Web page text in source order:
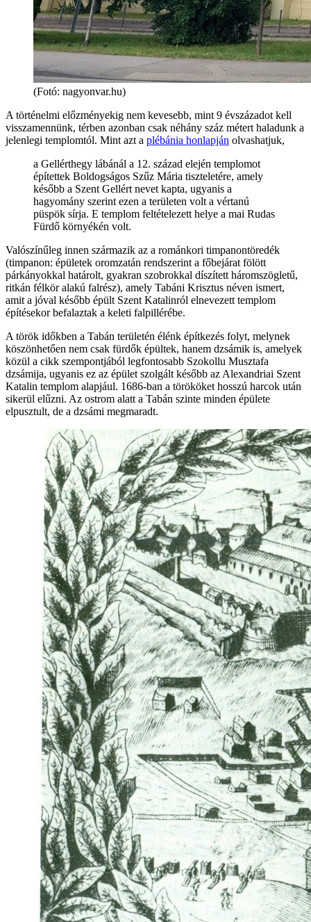
(Fotó: nagyonvar.hu)
A történelmi előzményekig nem kevesebb, mint 9 évszázadot kell
visszamennünk, térben azonban csak néhány száz métert haladunk a
jelenlegi templomtól. Mint azt a plébánia honlapján olvashatjuk,
a Gellérthegy lábánál a 12. század elején templomot
építettek Boldogságos Szűz Mária tiszteletére, amely
később a Szent Gellért nevet kapta, ugyanis a
hagyomány szerint ezen a területen volt a vértanú
püspök sírja. E templom feltételezett helye a mai Rudas
Fürdő környékén volt.
Valószínűleg innen származik az a románkori timpanontöredék
(timpanon: épületek oromzatán rendszerint a főbejárat fölött
párkányokkal határolt, gyakran szobrokkal díszített háromszögletű,
ritkán félkör alakú falrész), amely Tabáni Krisztus néven ismert,
amit a jóval később épült Szent Katalinról elnevezett templom
építésekor befalaztak a keleti falpillérébe.
A török időkben a Tabán területén élénk építkezés folyt, melynek
köszönhetően nem csak fürdők épültek, hanem dzsámik is, amelyek
közül a cikk szempontjából legfontosabb Szokollu Musztafa
dzsámija, ugyanis ez az épület szolgált később az Alexandriai Szent
Katalin templom alapjául. 1686-ban a törököket hosszú harcok után
sikerül elűzni. Az ostrom alatt a Tabán szinte minden épülete
elpusztult, de a dzsámi megmaradt.